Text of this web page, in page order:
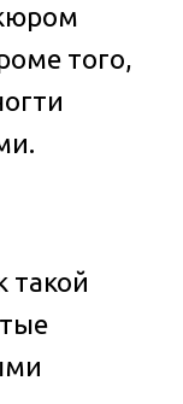
того,